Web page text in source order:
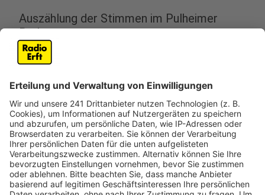
Auszählung der Stimmen im Pulheimer
Rathaus
Anzeige
In Pulheim werden am Sonntag (19.04.) ab 18 Uhr im
Rathaus die Briefwahlstimmen für den
Bürgerentscheid ausgezählt. Dabei stimmen die
Menschen darüber ab, ob sie eine Olympia-Bewerbung
an Rhein und Ruhr unterstützen.
Im Mittelpunkt steht auch die Frage, ob die
olympischen Golf-Wettbewerbe in rund zehn Jahren